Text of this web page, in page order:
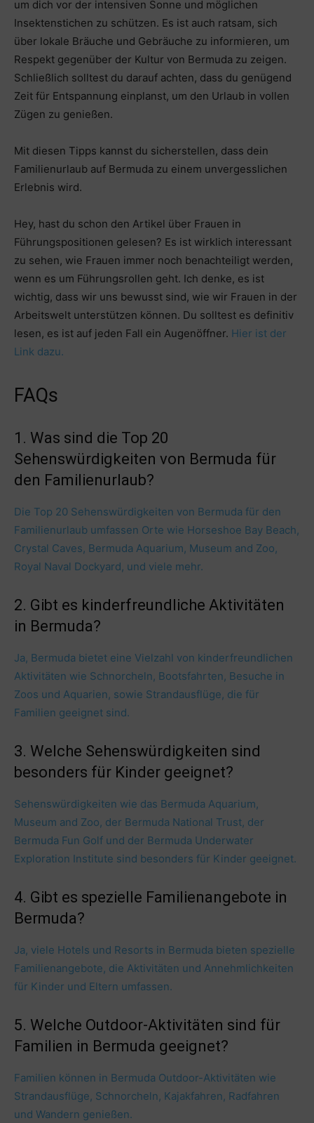
um dich vor der intensiven Sonne und möglichen
Insektenstichen zu schützen. Es ist auch ratsam, sich
über lokale Bräuche und Gebräuche zu informieren, um
Respekt gegenüber der Kultur von Bermuda zu zeigen.
Schließlich solltest du darauf achten, dass du genügend
Zeit für Entspannung einplanst, um den Urlaub in vollen
Zügen zu genießen.
Mit diesen Tipps kannst du sicherstellen, dass dein
Familienurlaub auf Bermuda zu einem unvergesslichen
Erlebnis wird.
Hey, hast du schon den Artikel über Frauen in
Führungspositionen gelesen? Es ist wirklich interessant
zu sehen, wie Frauen immer noch benachteiligt werden,
wenn es um Führungsrollen geht. Ich denke, es ist
wichtig, dass wir uns bewusst sind, wie wir Frauen in der
Arbeitswelt unterstützen können. Du solltest es definitiv
lesen, es ist auf jeden Fall ein Augenöffner. Hier ist der
Link dazu.
FAQs
1. Was sind die Top 20
Sehenswürdigkeiten von Bermuda für
den Familienurlaub?
Die Top 20 Sehenswürdigkeiten von Bermuda für den
Familienurlaub umfassen Orte wie Horseshoe Bay Beach,
Crystal Caves, Bermuda Aquarium, Museum and Zoo,
Royal Naval Dockyard, und viele mehr.
2. Gibt es kinderfreundliche Aktivitäten
in Bermuda?
Ja, Bermuda bietet eine Vielzahl von kinderfreundlichen
Aktivitäten wie Schnorcheln, Bootsfahrten, Besuche in
Zoos und Aquarien, sowie Strandausflüge, die für
Familien geeignet sind.
3. Welche Sehenswürdigkeiten sind
besonders für Kinder geeignet?
Sehenswürdigkeiten wie das Bermuda Aquarium,
Museum and Zoo, der Bermuda National Trust, der
Bermuda Fun Golf und der Bermuda Underwater
Exploration Institute sind besonders für Kinder geeignet.
4. Gibt es spezielle Familienangebote in
Bermuda?
Ja, viele Hotels und Resorts in Bermuda bieten spezielle
Familienangebote, die Aktivitäten und Annehmlichkeiten
für Kinder und Eltern umfassen.
5. Welche Outdoor-Aktivitäten sind für
Familien in Bermuda geeignet?
Familien können in Bermuda Outdoor-Aktivitäten wie
Strandausflüge, Schnorcheln, Kajakfahren, Radfahren
und Wandern genießen.